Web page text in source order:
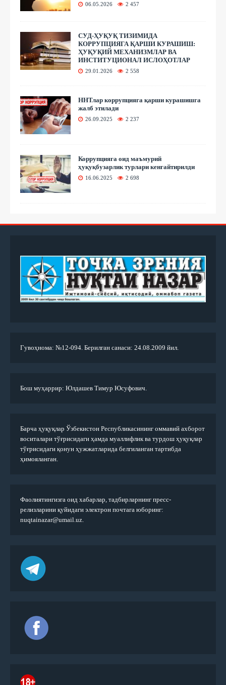
06.05.2026 2 457
СУД-ҲУҚУҚ ТИЗИМИДА
КОРРУПЦИЯГА ҚАРШИ КУРАШИШ:
ҲУҚУҚИЙ МЕХАНИЗМЛАР ВА
ИНСТИТУЦИОНАЛ ИСЛОҲОТЛАР
29.01.2026 2 558
ННТлар коррупцияга қарши курашишга
жалб этилади
26.09.2025 2 237
Коррупцияга оид маъмурий
ҳуқуқбузарлик турлари кенгайтирилди
16.06.2025 2 698
Гувоҳнома: №12-094. Берилган санаси: 24.08.2009 йил.
Бош муҳаррир: Юлдашев Тимур Юсуфович.
Барча ҳуқуқлар Ўзбекистон Республикасининг оммавий ахборот
воситалари тўғрисидаги ҳамда муаллифлик ва турдош ҳуқуқлар
тўғрисидаги қонун ҳужжатларида белгиланган тартибда
ҳимояланган.
Фаолиятингизга оид хабарлар, тадбирларнинг пресс-
релизларини қуйидаги электрон почтага юборинг:
nuqtainazar@umail.uz.